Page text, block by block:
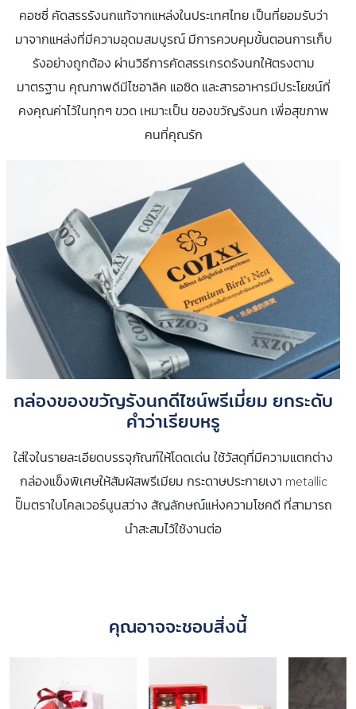
คอซซี่ คัดสรรรังนกแท้จากแหล่งในประเทศไทย เป็นที่ยอมรับว่า
มาจากแหล่งที่มีความอุดมสมบูรณ์ มีการควบคุมขั้นตอนการเก็บ
รังอย่างถูกต้อง ผ่านวิธีการคัดสรรเกรดรังนกให้ตรงตาม
มาตรฐาน คุณภาพดีมีไซอาลิค แอซิด และสารอาหารมีประโยชน์ที่
คงคุณค่าไว้ในทุกๆ ขวด เหมาะเป็น ของขวัญรังนก เพื่อสุขภาพ
คนที่คุณรัก
กล่องของขวัญรังนกดีไซน์พรีเมี่ยม ยกระดับ
คำว่าเรียบหรู
ใส่ใจในรายละเอียดบรรจุภัณฑ์ให้โดดเด่น ใช้วัสดุที่มีความแตกต่าง
กล่องแข็งพิเศษให้สัมผัสพรีเมียม กระดาษประกายเงา metallic
ปั๊มตราใบโคลเวอร์นูนสว่าง สัญลักษณ์แห่งความโชคดี ที่สามารถ
นำสะสมไว้ใช้งานต่อ
คุณอาจจะชอบสิ่งนี้